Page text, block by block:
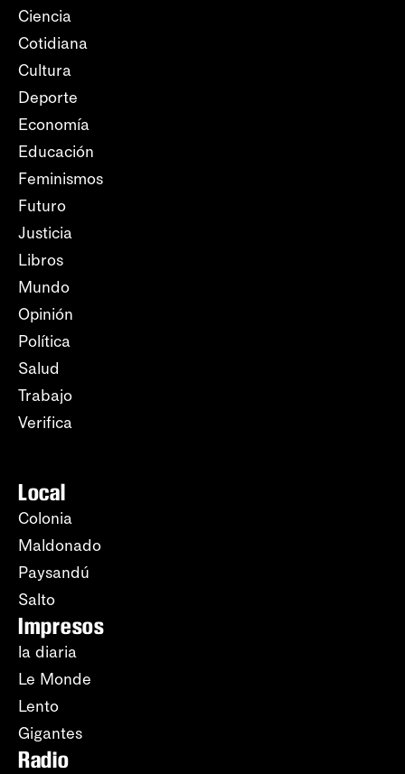
Ciencia
Cotidiana
Cultura
Deporte
Economía
Educación
Feminismos
Futuro
Justicia
Libros
Mundo
Opinión
Política
Salud
Trabajo
Verifica
Local
Colonia
Maldonado
Paysandú
Salto
Impresos
la diaria
Le Monde
Lento
Gigantes
Radio